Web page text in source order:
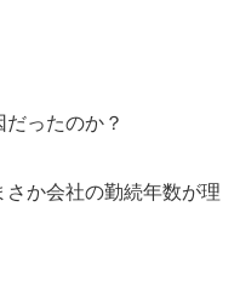
ったのか？
か会社の勤続年数が理